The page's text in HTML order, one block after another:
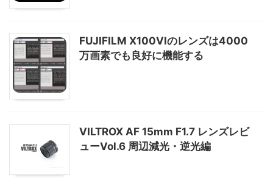
FUJIFILM X100VIのレンズは4000
万画素でも良好に機能する
VILTROX AF 15mm F1.7 レンズレビ
ューVol.6 周辺減光・逆光編